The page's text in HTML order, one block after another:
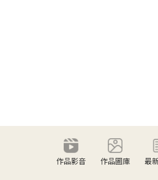
作品影音 作品圖庫 最